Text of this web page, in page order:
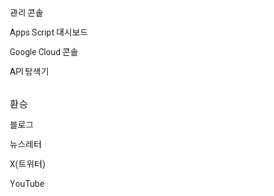
관리 콘솔
Apps Script 대시보드
Google Cloud 콘솔
API 탐색기
환승
블로그
뉴스레터
X(트위터)
YouTube